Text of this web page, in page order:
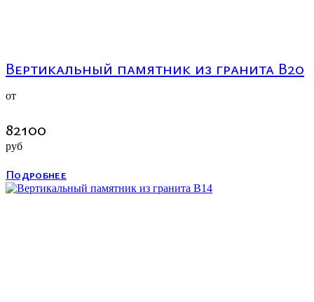
Вертикальный памятник из гранита В20
от
82100
руб
Подробнее